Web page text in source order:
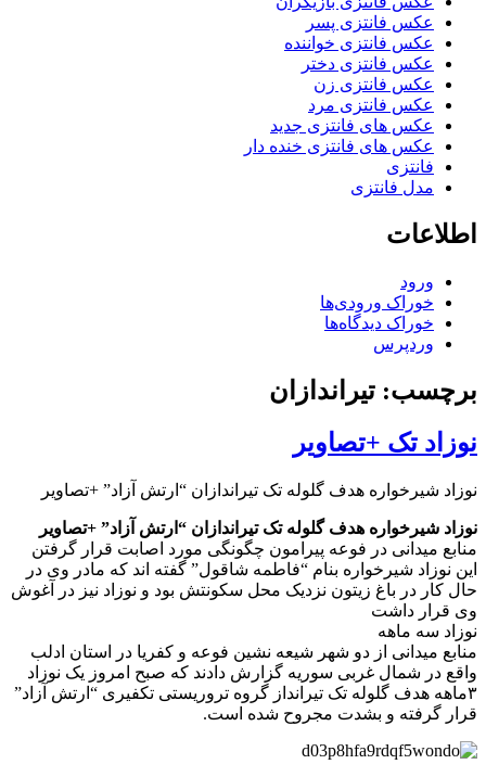
عکس فانتزی پسر
عکس فانتزی خواننده
عکس فانتزی دختر
عکس فانتزی زن
عکس فانتزی مرد
عکس های فانتزی جدید
عکس های فانتزی خنده دار
فانتزی
مدل فانتزی
اطلاعات
ورود
خوراک ورودی‌ها
خوراک دیدگاه‌ها
وردپرس
برچسب: تیراندازان
نوزاد تک +تصاویر
نوزاد شیرخواره هدف گلوله تک تیراندازان “ارتش آزاد” +تصاویر
نوزاد شیرخواره هدف گلوله تک تیراندازان “ارتش آزاد” +تصاویر
منابع میدانی در فوعه پیرامون چگونگی مورد اصابت قرار گرفتن
این نوزاد شیرخواره بنام “فاطمه شاقول” گفته اند که مادر وی در
حال کار در باغ زیتون نزدیک محل سکونتش بود و نوزاد نیز در آغوش
وی قرار داشت
نوزاد سه ماهه
منابع میدانی از دو شهر شیعه نشین فوعه و کفریا در استان ادلب
واقع در شمال غربی سوریه گزارش دادند که صبح امروز یک نوزاد
۳ماهه هدف گلوله تک تیرانداز گروه تروریستی تکفیری “ارتش آزاد”
قرار گرفته و بشدت مجروح شده است.